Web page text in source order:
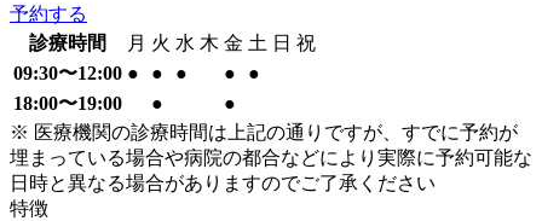
予約する
診療時間
月 火 水 木 金 土 日 祝
09:30〜12:00 ● ● ● ●
●
18:00〜19:00
●
●
※ 医療機関の診療時間は上記の通りですが、すでに予約が
埋まっている場合や病院の都合などにより実際に予約可能な
日時と異なる場合がありますのでご了承ください
特徴